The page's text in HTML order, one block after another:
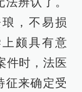
，不易损
颇具有意
件时，法医
征来确定受